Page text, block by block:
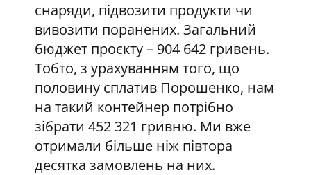
снаряди, підвозити продукти чи
вивозити поранених. Загальний
бюджет проєкту – 904 642 гривень.
Тобто, з урахуванням того, що
половину сплатив Порошенко, нам
на такий контейнер потрібно
зібрати 452 321 гривню. Ми вже
отримали більше ніж півтора
десятка замовлень на них.